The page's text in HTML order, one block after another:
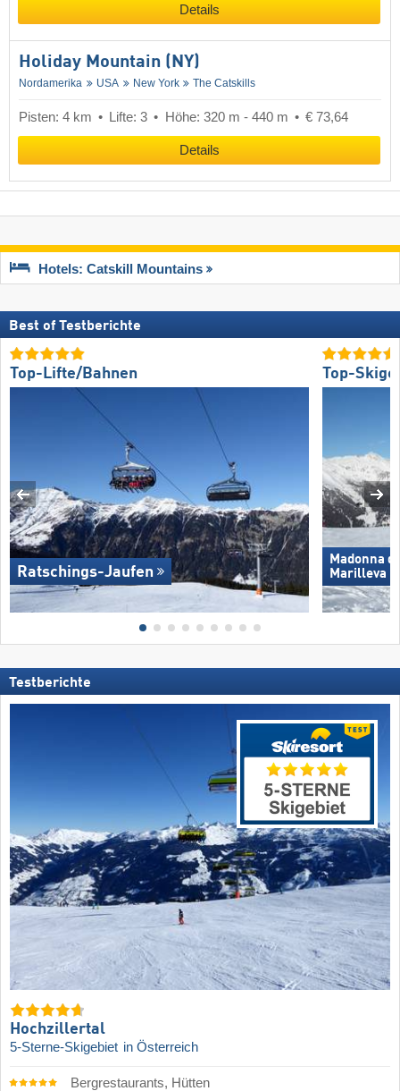
Details
Holiday Mountain (NY)
Nordamerika USA New York The Catskills
Pisten: 4 km Lifte: 3 Höhe: 320 m - 440 m € 73,64
Details
Hotels: Catskill Mountains
Best of Testberichte
Top-Lifte/Bahnen
Ratschings-Jaufen
Top-
Madonna
Marilleva
Testberichte
Hochzillertal
5-Sterne-Skigebiet in Österreich
Bergrestaurants, Hütten